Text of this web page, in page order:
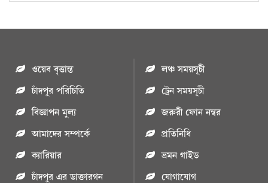
ওয়েব বৃত্তান্ত
চাঁদপুর পরিচিতি
বিজ্ঞাপন মুল্য
আমাদের সম্পর্কে
ক্যারিয়ার
চাঁদপুর এর ডাক্তারগন
লঞ্চ সময়সূচী
ট্রেন সময়সূচী
জরুরী ফোন নম্বর
প্রতিনিধি
ভ্রমন গাইড
যোগাযোগ